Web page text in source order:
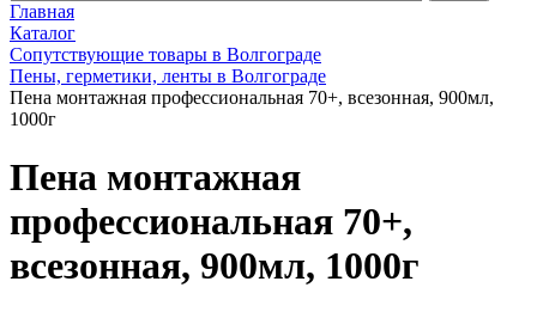
Главная
Каталог
Сопутствующие товары в Волгограде
Пены, герметики, ленты в Волгограде
Пена монтажная профессиональная 70+, всезонная, 900мл,
1000г
Пена монтажная
профессиональная 70+,
всезонная, 900мл, 1000г